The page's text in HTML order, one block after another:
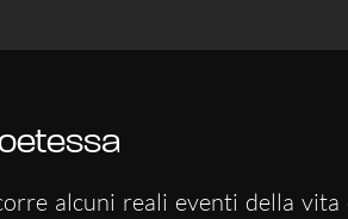
alcuni reali eventi della vita